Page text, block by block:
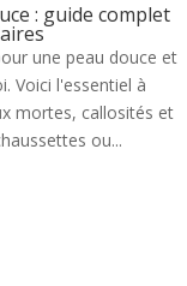
: guide complet
une peau douce et
Voici l'essentiel à
mortes, callosités et
ou...